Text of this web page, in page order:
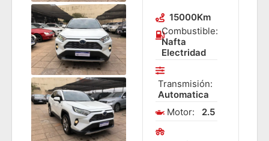
15000Km
Combustible:
Nafta
Electridad
Transmisión:
Automatica
Motor:
2.5